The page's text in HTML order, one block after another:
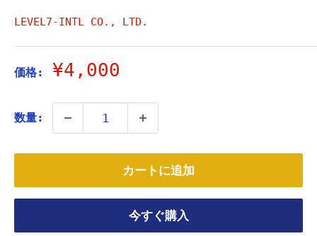
LEVEL7-INTL CO., LTD.
価格:
販
価
格
¥4,000
数量:
カートに追加
今すぐ購入